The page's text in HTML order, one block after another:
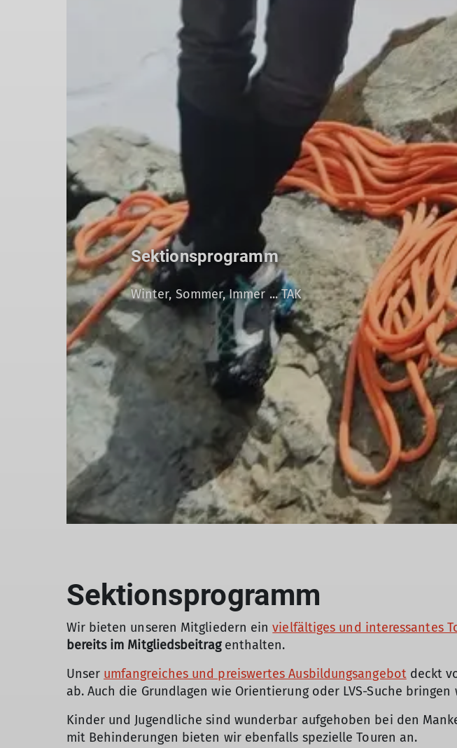
Sektionsprogramm
Winter, Sommer, Immer ... TAK
Sektionsprogramm
Wir bieten unseren Mitgliedern einvielfältiges und interessantes
bereits im Mitgliedsbeitragenthalten.
Unser umfangreiches und preiswertes Ausbildungsangebotdeckt
ab. Auch die Grundlagen wie Orientierung oder LVS-Suche
Kinder und Jugendliche sind wunderbar aufgehoben bei den
mit Behinderungen bieten wir ebenfalls spezielle Touren an.